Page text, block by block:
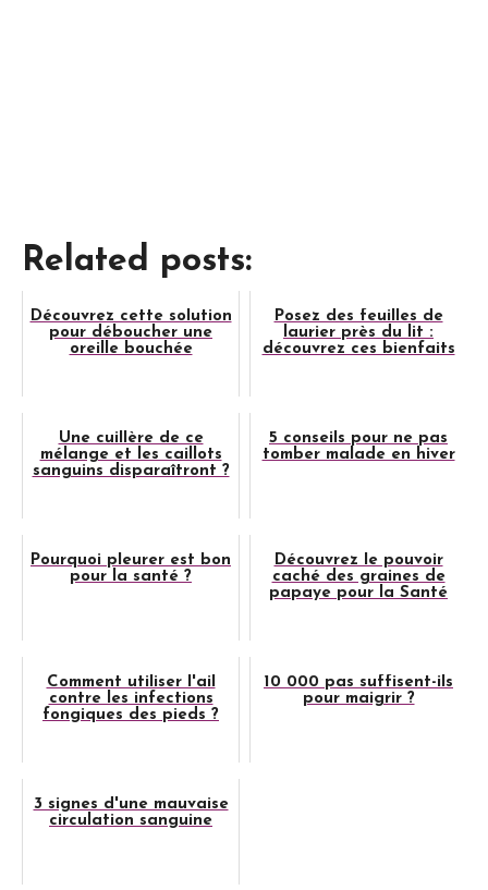
Related posts:
Découvrez cette solution
pour déboucher une
oreille bouchée
Posez des feuilles de
laurier près du lit :
découvrez ces bienfaits
Une cuillère de ce
mélange et les caillots
sanguins disparaîtront ?
5 conseils pour ne pas
tomber malade en hiver
Pourquoi pleurer est bon
pour la santé ?
Découvrez le pouvoir
caché des graines de
papaye pour la Santé
Comment utiliser l'ail
contre les infections
fongiques des pieds ?
10 000 pas suffisent-ils
pour maigrir ?
3 signes d'une mauvaise
circulation sanguine